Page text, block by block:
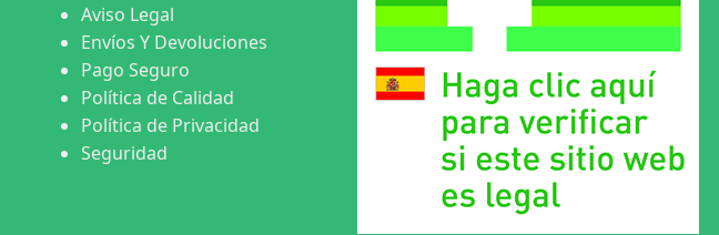
Aviso Legal
Envíos Y Devoluciones
Pago Seguro
Política de Calidad
Política de Privacidad
Seguridad